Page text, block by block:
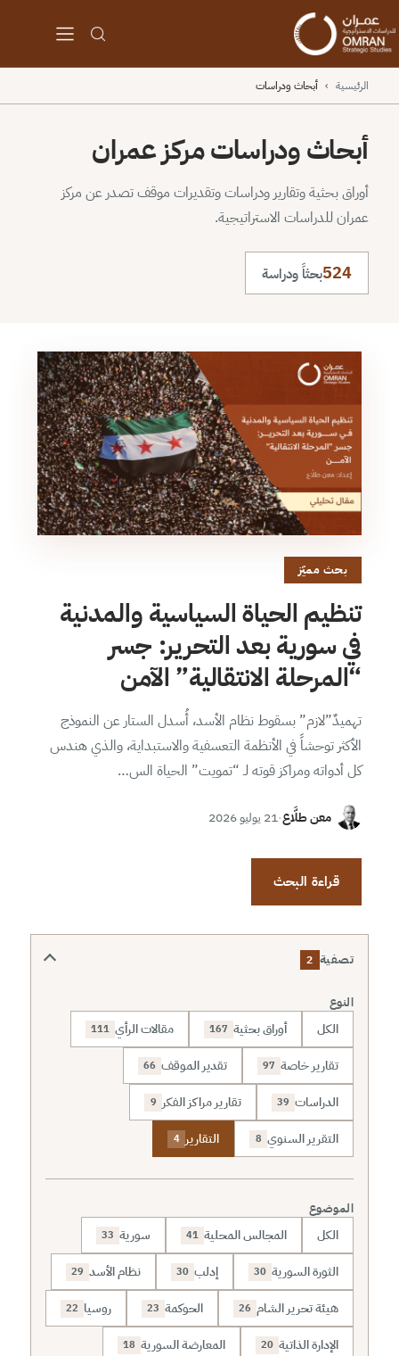
الرئيسية › أبحاث ودراسات
أبحاث ودراسات مركز عمران
أوراق بحثية وتقارير ودراسات وتقديرات موقف تصدر عن مركز
عمران للدراسات الاستراتيجية.
524بحثاً ودراسة
بحث مميّز
تنظيم الحياة السياسية والمدنية
في سورية بعد التحرير: جسر
“المرحلة الانتقالية” الآمن
تهميدٌ”لازم” بسقوط نظام الأسد، أُسدل الستار عن النموذج
الأكثر توحشاً في الأنظمة التعسفية والاستبداية، والذي هندس
كل أدواته ومراكز قوته لـ “تمويت” الحياة الس…
معن طلَّاع·21 يوليو 2026
قراءة البحث
تصفية 2
النوع
الكل أوراق بحثية 167 مقالات الرأي 111
تقارير خاصة 97 تقدير الموقف 66
الدراسات 39 تقارير مراكز الفكر 9
التقرير السنوي 8 التقارير 4
الموضوع
الكل المجالس المحلية 41 سورية 33
الثورة السورية 30 إدلب 30 نظام الأسد 29
هيئة تحرير الشام 26 الحوكمة 23 روسيا 22
الإدارة الذاتية 20 المعارضة السورية 18